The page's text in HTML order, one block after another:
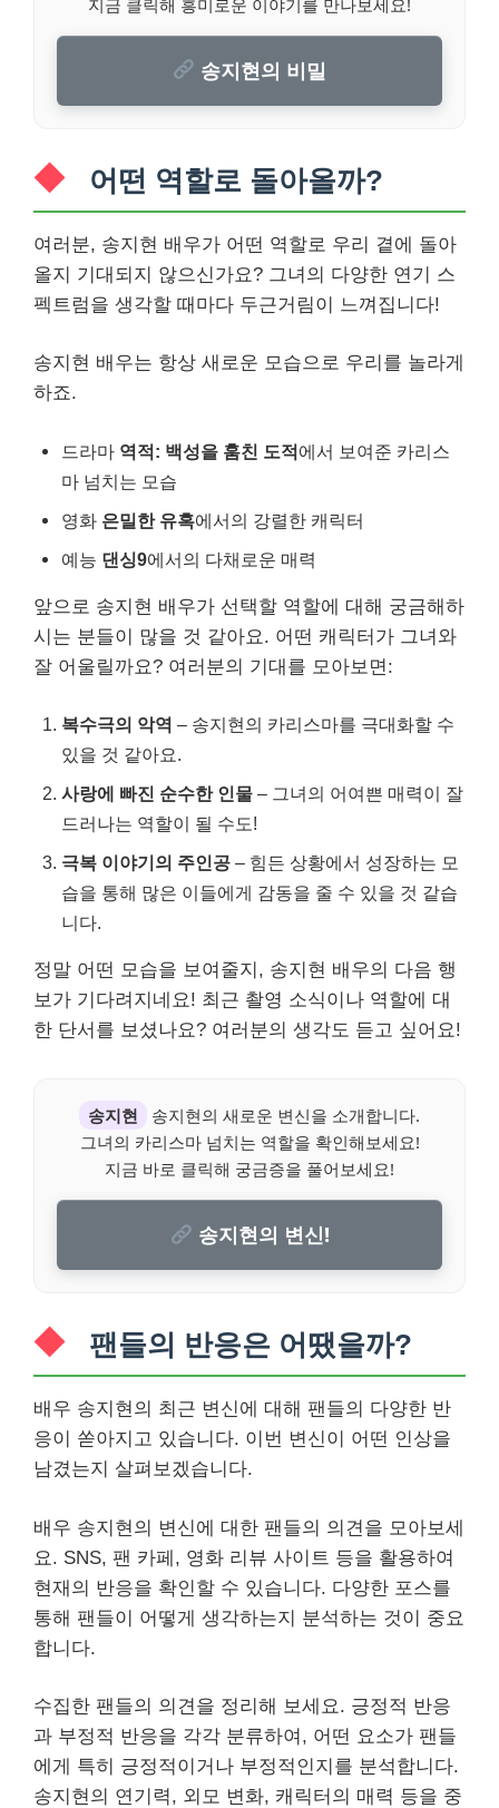
송지현의 비밀
어떤 역할로 돌아올까?
여러분, 송지현 배우가 어떤 역할로 우리 곁에 돌아
올지 기대되지 않으신가요? 그녀의 다양한 연기 스
펙트럼을 생각할 때마다 두근거림이 느껴집니다!
송지현 배우는 항상 새로운 모습으로 우리를 놀라게
하죠.
드라마 역적: 백성을 훔친 도적에서 보여준 카리스
마 넘치는 모습
영화 은밀한 유혹에서의 강렬한 캐릭터
예능 댄싱9에서의 다채로운 매력
앞으로 송지현 배우가 선택할 역할에 대해 궁금해하
시는 분들이 많을 것 같아요. 어떤 캐릭터가 그녀와
잘 어울릴까요? 여러분의 기대를 모아보면:
복수극의 악역 – 송지현의 카리스마를 극대화할 수
있을 것 같아요.
사랑에 빠진 순수한 인물 – 그녀의 어여쁜 매력이 잘
드러나는 역할이 될 수도!
극복 이야기의 주인공 – 힘든 상황에서 성장하는 모
습을 통해 많은 이들에게 감동을 줄 수 있을 것 같습
니다.
정말 어떤 모습을 보여줄지, 송지현 배우의 다음 행
보가 기다려지네요! 최근 촬영 소식이나 역할에 대
한 단서를 보셨나요? 여러분의 생각도 듣고 싶어요!
송지현
송지현의 새로운 변신을 소개합니다.
그녀의 카리스마 넘치는 역할을 확인해보세요!
지금 바로 클릭해 궁금증을 풀어보세요!
송지현의 변신!
팬들의 반응은 어땠을까?
배우 송지현의 최근 변신에 대해 팬들의 다양한 반
응이 쏟아지고 있습니다. 이번 변신이 어떤 인상을
남겼는지 살펴보겠습니다.
배우 송지현의 변신에 대한 팬들의 의견을 모아보세
요. SNS, 팬 카페, 영화 리뷰 사이트 등을 활용하여
현재의 반응을 확인할 수 있습니다. 다양한 포스를
통해 팬들이 어떻게 생각하는지 분석하는 것이 중요
합니다.
수집한 팬들의 의견을 정리해 보세요. 긍정적 반응
과 부정적 반응을 각각 분류하여, 어떤 요소가 팬들
에게 특히 긍정적이거나 부정적인지를 분석합니다.
송지현의 연기력, 외모 변화, 캐릭터의 매력 등을 중